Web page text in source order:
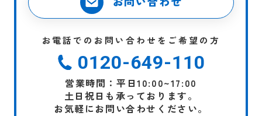
お電話でのお問い合わせをご希望の方
0120-649-110
営業時間：平日10:00~17:00
土日祝日も承っております。
お気軽にお問い合わせください。